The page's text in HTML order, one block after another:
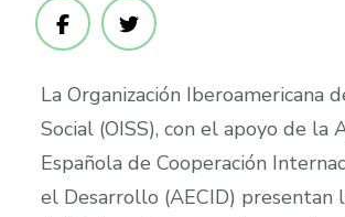
La Organización Iberoamericana
Social (OISS), con el apoyo de la
Española de Cooperación
el Desarrollo (AECID) presentan